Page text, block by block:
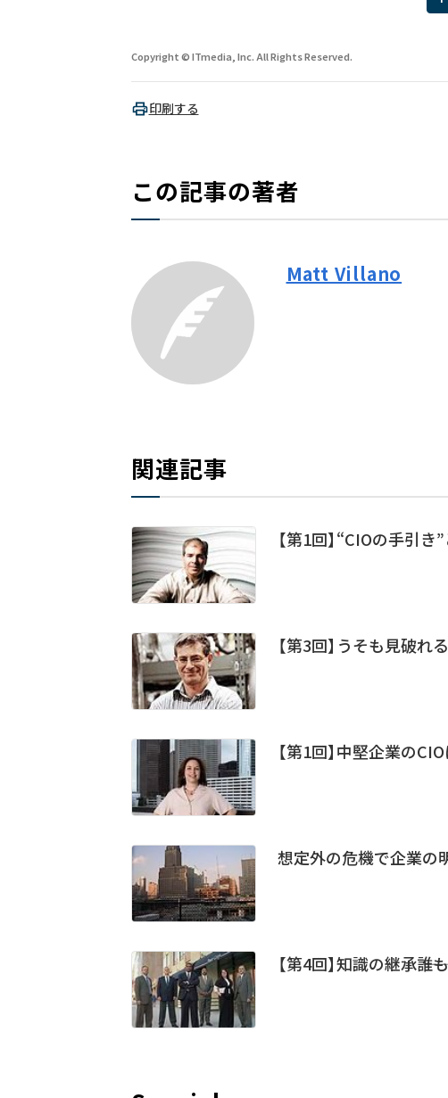
Copyright © ITmedia, Inc. All Rights Reserved.
印刷する
この記事の著者
Matt Villano
関連記事
【第1回】“CIOの手引
【第3回】うそも見破れ
【第1回】中堅企業のCIO
想定外の危機で企業の
【第4回】知識の継承――